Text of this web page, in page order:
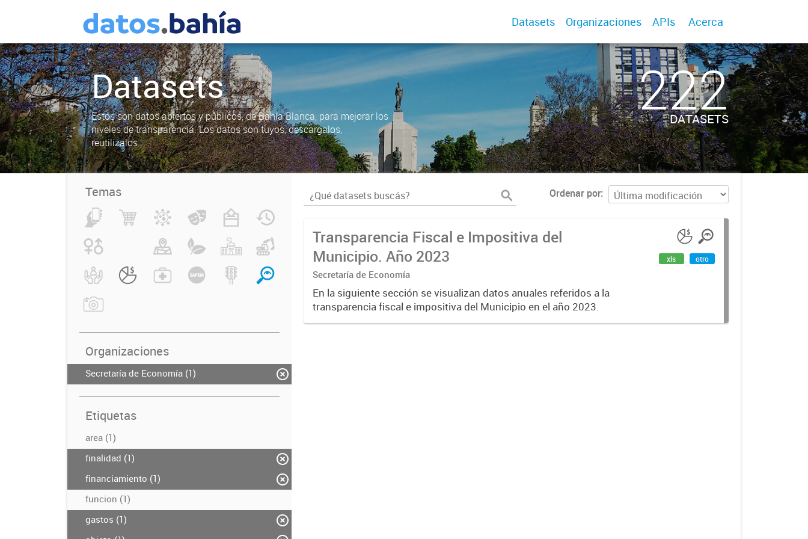
Datasets Organizaciones APIs Acerca
Datasets
Estos son datos abiertos y públicos, de Bahía Blanca, para mejorar los
niveles de transparencia. Los datos son tuyos, descargalos,
reutilizalos.
222
DATASETS
Temas
Organizaciones
Secretaría de Economía (1)
Etiquetas
area (1)
finalidad (1)
financiamiento (1)
funcion (1)
gastos (1)
Ordenar por
Transparencia Fiscal e Impositiva del
Municipio. Año 2023
Secretaría de Economía
En la siguiente sección se visualizan datos anuales referidos a la
transparencia fiscal e impositiva del Municipio en el año 2023.
xls otro